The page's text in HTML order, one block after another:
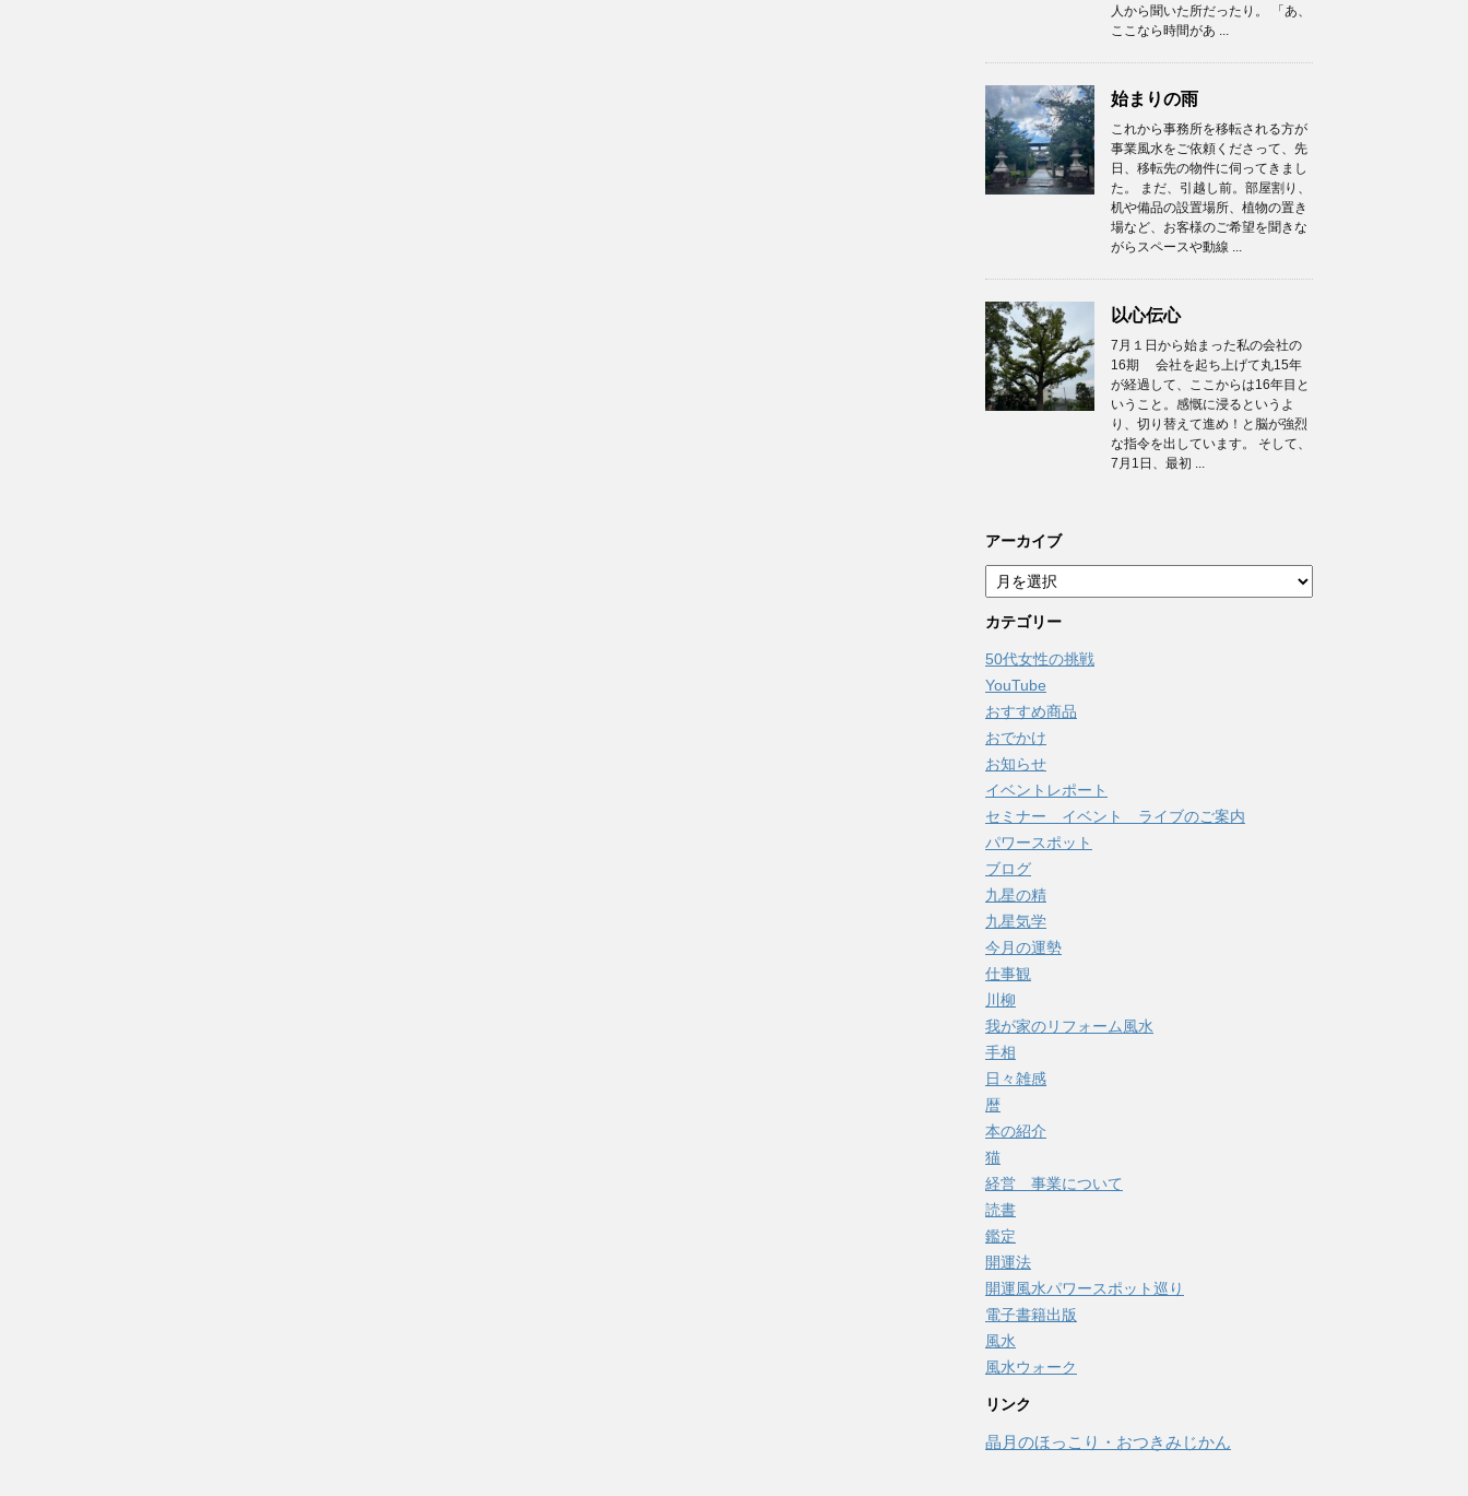
人から聞いた所だったり。 「あ、
ここなら時間があ ...
始まりの雨
これから事務所を移転される方が
事業風水をご依頼くださって、先
日、移転先の物件に伺ってきまし
た。 まだ、引越し前。部屋割り、
机や備品の設置場所、植物の置き
場など、お客様のご希望を聞きな
がらスペースや動線 ...
以心伝心
7月１日から始まった私の会社の
16期 会社を起ち上げて丸15年
が経過して、ここからは16年目と
いうこと。感慨に浸るというよ
り、切り替えて進め！と脳が強烈
な指令を出しています。 そして、
7月1日、最初 ...
アーカイブ
ー
カ
イ
ブ
カテゴリー
50代女性の挑戦
YouTube
おすすめ商品
おでかけ
お知らせ
イベントレポート
セミナー イベント ライブのご案内
パワースポット
ブログ
九星の精
九星気学
今月の運勢
仕事観
川柳
我が家のリフォーム風水
手相
日々雑感
暦
本の紹介
猫
経営 事業について
読書
鑑定
開運法
開運風水パワースポット巡り
電子書籍出版
風水
風水ウォーク
リンク
晶月のほっこり・おつきみじかん